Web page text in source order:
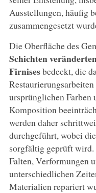
Ausstellungen, häufig
zusammengesetzt
Die Oberfläche des
Schichten
Firnisesbedeckt, die
ursprünglichen Farben
Komposition
werden daher
durchgeführt, wobei
sorgfältig geprüft wird.
Falten, Verformungen
unterschiedlichen
Materialien repariert